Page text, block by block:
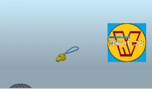
キ